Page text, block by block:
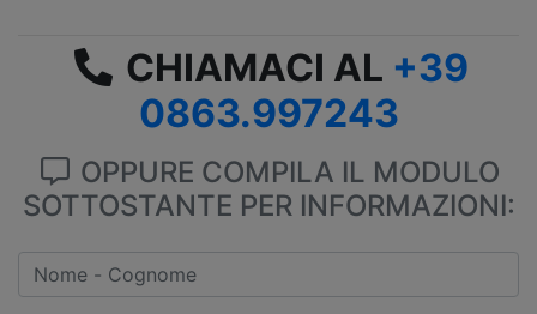
CHIAMACI AL +39
0863.997243
OPPURE COMPILA IL MODULO
SOTTOSTANTE PER INFORMAZIONI: